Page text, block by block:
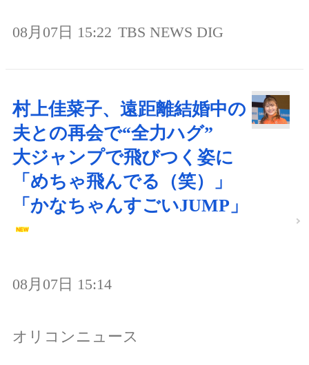
08月07日 15:22 TBS NEWS DIG
村上佳菜子、遠距離結婚中の
夫との再会で“全力ハグ”
大ジャンプで飛びつく姿に
「めちゃ飛んでる（笑）」
「かなちゃんすごいJUMP」
08月07日 15:14
オリコンニュース